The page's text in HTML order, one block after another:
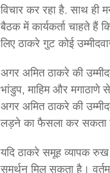
विचार कर रहा है. साथ
बैठक में कार्यकर्ता चाहते हैं
लिए ठाकरे गुट कोई
अगर अमित ठाकरे की
भांडुप, माहिम और मगाठाणे
अगर अमित ठाकरे की
लड़ने का फैसला कर सकता
यदि ठाकरे समूह व्यापक रुख
समर्थन मिल सकता है।